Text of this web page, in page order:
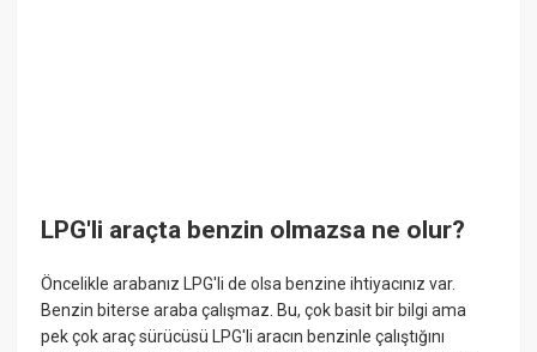
LPG'li araçta benzin olmazsa ne olur?
Öncelikle arabanız LPG'li de olsa benzine ihtiyacınız var.
Benzin biterse araba çalışmaz. Bu, çok basit bir bilgi ama
pek çok araç sürücüsü LPG'li aracın benzinle çalıştığını